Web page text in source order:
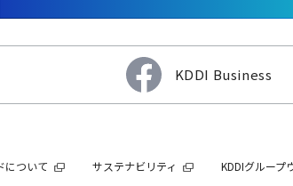
KDDI Business
について サステナビリティ KDDIグループ